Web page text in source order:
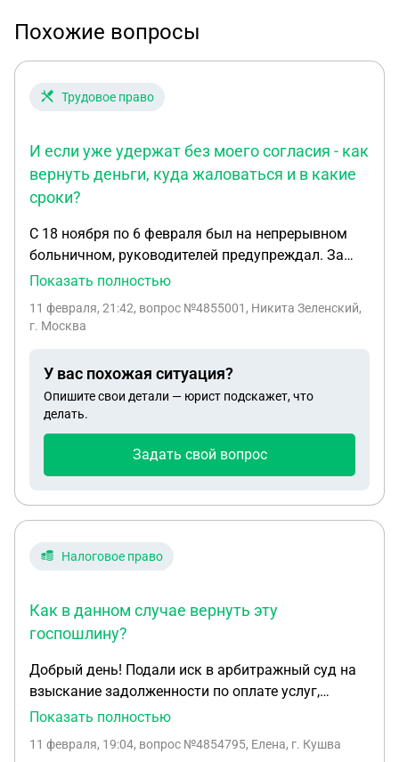
Похожие вопросы
Трудовое право
И если уже удержат без моего согласия - как
вернуть деньги, куда жаловаться и в какие
сроки?
С 18 ноября по 6 февраля был на непрерывном
больничном, руководителей предупреждал. За
декабрь мне ошибочно выплатили зарплату -
Сейчас меня увольняют 10 февраля и хотят в
это (ведь это не счетная ошибка по ст. 137 ТК РФ)
и что делать, чтобы не допустили удержания? И
если уже удержат без моего согласия - как
вернуть деньги, куда жаловаться и в какие
сроки?
Показать полностью
11 февраля, 21:42, вопрос №4855001, Никита Зеленский,
г. Москва
У вас похожая ситуация?
Опишите свои детали — юрист подскажет, что
делать.
Задать свой вопрос
Налоговое право
Как в данном случае вернуть эту
госпошлину?
Добрый день! Подали иск в арбитражный суд на
взыскание задолженности по оплате услуг,
ответчик до заседания задолженность погасил.
отмене производства. Суд ходатайство
Показать полностью
11 февраля, 19:04, вопрос №4854795, Елена, г. Кушва